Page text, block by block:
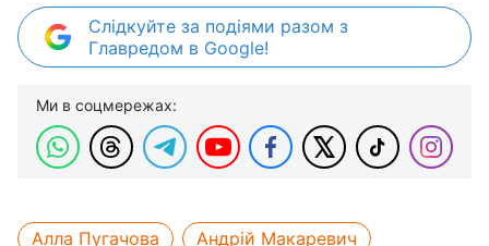
Слідкуйте за подіями разом з
Главредом в Google!
Ми в соцмережах:
Алла Пугачова
Андрій Макаревич